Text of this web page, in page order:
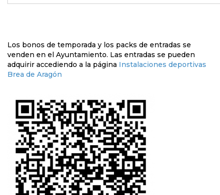
Los bonos de temporada y los packs de entradas se
venden en el Ayuntamiento. Las entradas se pueden
adquirir accediendo a la página Instalaciones deportivas
Brea de Aragón